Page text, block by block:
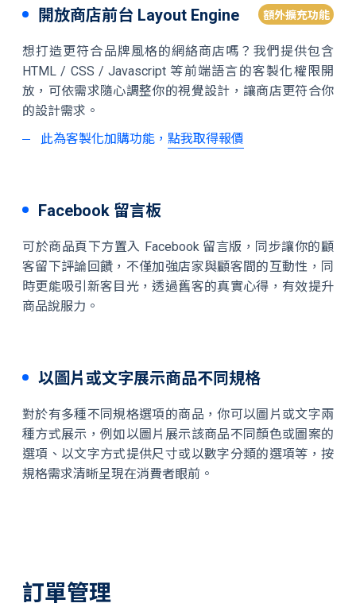
開放商店前台 Layout Engine 額外擴充功能
想打造更符合品牌風格的網絡商店嗎？我們提供包含
HTML / CSS / Javascript 等前端語言的客製化權限開
放，可依需求隨心調整你的視覺設計，讓商店更符合你
的設計需求。
此為客製化加購功能， 點我取得報價
Facebook 留言板
可於商品頁下方置入 Facebook 留言版，同步讓你的顧
客留下評論回饋，不僅加強店家與顧客間的互動性，同
時更能吸引新客目光，透過舊客的真實心得，有效提升
商品說服力。
以圖片或文字展示商品不同規格
對於有多種不同規格選項的商品，你可以圖片或文字兩
種方式展示，例如以圖片展示該商品不同顏色或圖案的
選項、以文字方式提供尺寸或以數字分類的選項等，按
規格需求清晰呈現在消費者眼前。
訂單管理